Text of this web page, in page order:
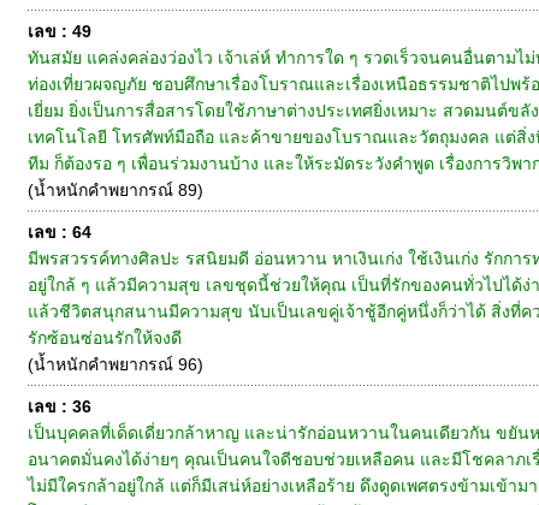
เลข : 49
ทันสมัย แคล่งคล่องว่องไว เจ้าเล่ห์ ทำการใด ๆ รวดเร็วจนคนอื่นตา
ท่องเที่ยวผจญภัย ชอบศึกษาเรื่องโบราณและเรื่องเหนือธรรมชาติไป
เยี่ยม ยิ่งเป็นการสื่อสารโดยใช้ภาษาต่างประเทศยิ่งเหมาะ สวดมนต์
เทคโนโลยี โทรศัพท์มือถือ และค้าขายของโบราณและวัตถุมงคล แต่สิ่ง
ทีม ก็ต้องรอ ๆ เพื่อนร่วมงานบ้าง และให้ระมัดระวังคำพูด เรื่องการวิพ
(น้ำหนักคำพยากรณ์ 89)
เลข : 64
มีพรสวรรค์ทางศิลปะ รสนิยมดี อ่อนหวาน หาเงินเก่ง ใช้เงินเก่ง รักกา
อยู่ใกล้ ๆ แล้วมีความสุข เลขชุดนี้ช่วยให้คุณ เป็นที่รักของคนทั่วไปได้ง่
แล้วชีวิตสนุกสนานมีความสุข นับเป็นเลขคู่เจ้าชู้อีกคู่หนึ่งก็ว่าได้ สิ่งที่ค
รักซ้อนซ่อนรักให้จงดี
(น้ำหนักคำพยากรณ์ 96)
เลข : 36
เป็นบุคคลที่เด็ดเดี่ยวกล้าหาญ และน่ารักอ่อนหวานในคนเดียวกัน ขยั
อนาคตมั่นคงได้ง่ายๆ คุณเป็นคนใจดีชอบช่วยเหลือคน และมีโชคลาภ
ไม่มีใครกล้าอยู่ใกล้ แต่ก็มีเสน่ห์อย่างเหลือร้าย ดึงดูดเพศตรงข้ามเข้า